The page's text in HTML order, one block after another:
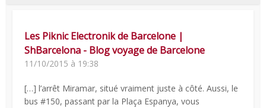
Les Piknic Electronik de Barcelone |
ShBarcelona - Blog voyage de Barcelone
11/10/2015 à 19:38
[…] l’arrêt Miramar, situé vraiment juste à côté. Aussi, le
bus #150, passant par la Plaça Espanya, vous